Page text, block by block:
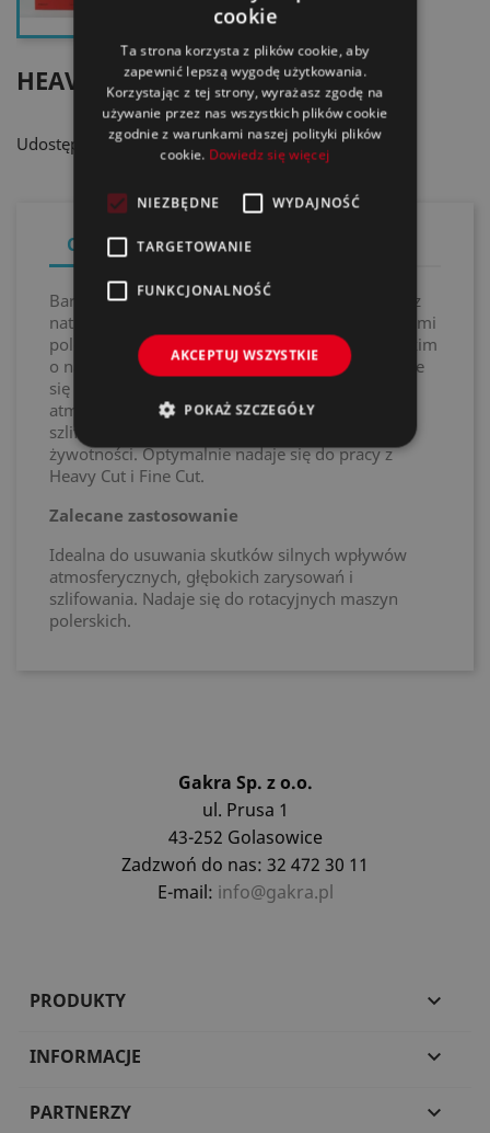
HEAVY CUT LONG WOOL PAD
Udostępnij
Opis Szczegóły produktu
Bardzo gruby i niepozostawiający kłaczków pad z
naturalnej wełny jagnięcej do stosowania z pastami
polerskimi. Wełna jagnięca jest środkiem polerskim
o najwyższej ścieralności i dlatego idealnie nadaje
się do usuwania skutków silnych wpływów
atmosferycznych, głębokich rys i śladów
szlifowania. Najwyższa jakość przy długiej
żywotności. Optymalnie nadaje się do pracy z
Heavy Cut i Fine Cut.
Zalecane zastosowanie
Idealna do usuwania skutków silnych wpływów
atmosferycznych, głębokich zarysowań i
szlifowania. Nadaje się do rotacyjnych maszyn
polerskich.
Gakra Sp. z o.o.
ul. Prusa 1
43-252 Golasowice
Zadzwoń do nas: 32 472 30 11
E-mail: info@gakra.pl
PRODUKTY 
INFORMACJE 
PARTNERZY 
cookie
Ta strona korzysta z plików cookie, aby
zapewnić lepszą wygodę użytkowania.
Korzystając z tej strony, wyrażasz zgodę na
używanie przez nas wszystkich plików cookie
zgodnie z warunkami naszej polityki plików
cookie. Dowiedz się więcej
NIEZBĘDNE WYDAJNOŚĆ
TARGETOWANIE
FUNKCJONALNOŚĆ
AKCEPTUJ WSZYSTKIE
POKAŻ SZCZEGÓŁY